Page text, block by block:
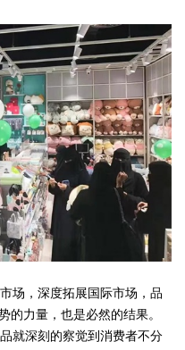
，深度拓展国际市场，品
的力量，也是必然的结果。
就深刻的察觉到消费者不分